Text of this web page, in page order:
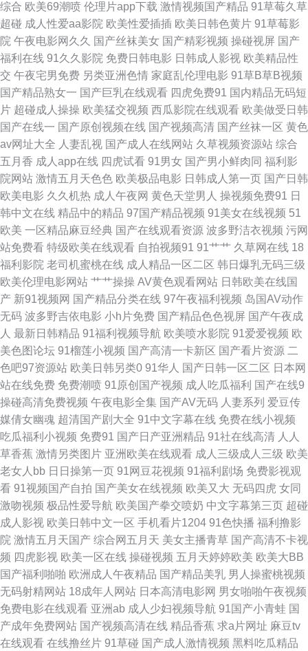
码网 久久亚洲精品波多 亚洲天堂网2026 日韩电影αν免费 91网站入口免费
探花精品9区 91白虎丝袜福利观看 色情下载 美女逼视频 91PRON网站 91舔
丝足 国产精品色约约约约约 91w成人网站入口 国产精品香蕉国产 日韩人妻
无码98福利 97资源人妻网 免费观看日韩A片无码 91传媒免费 超碰福利导航
久久国产精品妞妞影院 91熟女 成人免费私人影院av 三级片亚洲无码影院 俺
去也网 欧美性爱原创第一页 91精品国产高清久久 九九热色色 91九色探花 国
内操B视频 手机福利视频导航0 91站色 久久免费 91黄页网站 久久精品久久
香蕉 香蕉视频黄污在线观看 玖玖偷拍网 91熟女喷水 国产一区二区三区成人
第一福利丝瓜导航 92AV免费 日本黄页 欧美视频在线直播 欧美1级黄色片 久
热最新网址 国产网站久久 美女黄久久 美女黑丝视频网站 蜜桃视频网在线观
看 国产ts在线 色涩叉蜜桃 欧美成人专区久久 欧美亚洲在线 女同网站在线免
费观看 三级做爱毛片 日韩欧美乱综合 91在线播放免费视频 东方va青青在线
豆花黑料导航 99热婷 超碰91婷婷 99国产精品99久久 大香蕉伊人av 超碰在
线操91 91永久免费看 91视频在线观看播放 91学生妹片黄com 91天堂网 91
视频逼网站 91青青草视频在线观看 91传媒免费网站入口 91色电影蝌蚪 91
试香蕉视频 91社区免费在线 91人妻人精人人操 91嫩国产线观 91秘密入口
秘在线观看 91白丝白虎萝莉 91免费公开视频观看 91视频精品网站 91丝腿
91国家免费在线观看 在线播放的成人 亚瑟s色网 深喉九区 欧美性精品一区
欧美吧第一页 91n日韩中文 91n中文字幕 91超碰在线成人蝌蚪 91传剧在线
综合 欧美69潮喷 伦理片app下载 激情视频国产精品 91草莓久草
超碰 成人性爱aa影院 欧美性爱插插 欧美日韩色黄片 91草莓影
院 午夜电影网久久 国产丝袜美女 国产精彩视频 操碰视屏 国产
福利在线 91久久影院 免费日韩电影 日韩成人影视 欧美精品性
交 午夜宅男免费 另类亚洲色情 家庭乱伦理电影 91草B草B视频
国产精品熟女一 国产巨乳在线观看 四虎免费91 国内精品无码短
片 超碰成人操操 欧美猛交视频 西瓜影院在线观看 欧美做受日韩
国产在线一 国产原创视频在线 国产视频高清 国产丝袜一区 黄色
av网址大全 人妻乱视 国产成人在线网站 久草视频资源站 综合
五月香 成人app在线 四虎试看 91男女 国产男小鲜肉同 福利影
院网站 激情五月天色色 欧美极品电影 日韩成人第一页 国产日韩
欧美电影 久久机热 成人午夜网 黄色天堂男人 操视频免费91 日
韩中文在线 精品中的精品 97国产精品视频 91美女在线视频 51
欧美 一区精品麻豆经典 国产在线观看资源 波多野洁衣视频 污网
站免费看 特级欧美在线观看 自拍视频91 91艹艹 久草网在线 18
福利影院 老司机蜜桃在线 成人精品一区二区 韩日爆乳无码三级
欧美伦理电影网站 艹艹操操 AV黄色观看网站 日韩欧美在线国
产 新91视频网 国产精品分类在线 97午夜福利视频 岛国AV动作
无码 波多野吉依电影 小h片免费 国产精品色色视屏 国产午夜成
人 最新日韩精品 91福利视频导航 欧美喷水影院 91爱爱视频 欧
美色图论坛 91榴莲小视频 国产高清一卡新区 国产看片资源 二
色吧97资源站 欧美日韩另类0 91华人 国产日韩一区二区 日本网
站在线免费 免费潮喷 91原创国产视频 成人吃瓜福利 国产在线9
操碰高清免费视频 午夜电影全集 国产AV无码 人妻系列 爱豆传
媒倩女幽魂 超清国产剧大全 91中文字幕在线 免费在线小视频
吃瓜福利小视频 免费91 国产日产亚洲精品 91社在线高清 人人
草香蕉 激情另类图片 亚洲欧美在线观看 成人三级成人三级 欧美
老女人bb 日日操第一页 91网豆花视频 91福利剧场 免费影视观
看 91视频国产自拍 国产美女在线视频 欧美又大 无码四虎 女同
激吻视频 极品性爱导航 欧美国产拳交喷奶 中文字幕第三页 超碰
成人影视 欧美日韩中文一区 手机看片1204 91色快播 福利撸影
院 激情五月天国产 综合网五月天 美女主播青草 国产高清不卡视
频 四虎影视 欧美一区在线 操碰视频 五月天婷婷欧美 欧美大BB
国产福利啪啪 欧洲成人午夜精品 国产精品美乳 男人操蜜桃视频
无码射精网站 18成年人网站 日本高清电影网 男女啪啪午夜视频
免费电影在线观看 亚洲ab 成人少妇视频导航 91国产小青蛙 国
产成年免费网站 国产视频高清在线 精品香蕉 求a片网址 麻豆tv
在线观看 在线撸丝片 91草碰 国产成人激情视频 黑料吃瓜精品